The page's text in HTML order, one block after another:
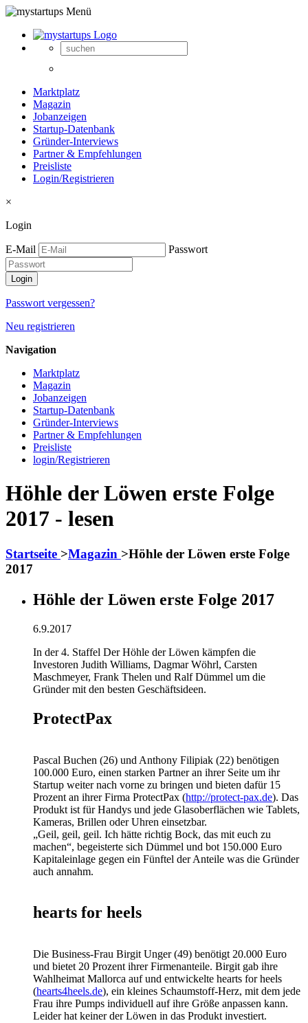
Marktplatz
Magazin
Jobanzeigen
Startup-Datenbank
Gründer-Interviews
Partner & Empfehlungen
Preisliste
Login/Registrieren
×
Login
E-Mail Passwort
Passwort vergessen?
Neu registrieren
Navigation
Marktplatz
Magazin
Jobanzeigen
Startup-Datenbank
Gründer-Interviews
Partner & Empfehlungen
Preisliste
login/Registrieren
Höhle der Löwen erste Folge
2017 - lesen
Startseite >Magazin >Höhle der Löwen erste Folge
2017
Höhle der Löwen erste Folge 2017
6.9.2017
In der 4. Staffel Der Höhle der Löwen kämpfen die
Investoren Judith Williams, Dagmar Wöhrl, Carsten
Maschmeyer, Frank Thelen und Ralf Dümmel um die
Gründer mit den besten Geschäftsideen.
ProtectPax
Pascal Buchen (26) und Anthony Filipiak (22) benötigen
100.000 Euro, einen starken Partner an ihrer Seite um ihr
Startup weiter nach vorne zu bringen und bieten dafür 15
Prozent an ihrer Firma ProtectPax (http://protect-pax.de). Das
Produkt ist für Handys und jede Glasoberflächen wie Tablets,
Kameras, Brillen oder Uhren einsetzbar.
„Geil, geil, geil. Ich hätte richtig Bock, das mit euch zu
machen“, begeisterte sich Dümmel und bot 150.000 Euro
Kapitaleinlage gegen ein Fünftel der Anteile was die Gründer
auch annahm.
hearts for heels
Die Business-Frau Birgit Unger (49) benötigt 20.000 Euro
und bietet 20 Prozent ihrer Firmenanteile. Birgit gab ihre
Wahlheimat Mallorca auf und entwickelte hearts for heels
(hearts4heels.de), ein kleines Schaumstoff-Herz, mit dem jede
Frau ihre Pumps individuell auf ihre Größe anpassen kann.
Leider hat keiner der Löwen in das Produkt investiert.